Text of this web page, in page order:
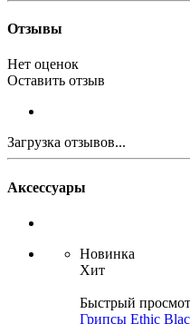
Отзывы
Нет оценок
Оставить отзыв
Загрузка отзывов...
Аксессуары
Новинка
Хит
Быстрый
Грипсы Ethic